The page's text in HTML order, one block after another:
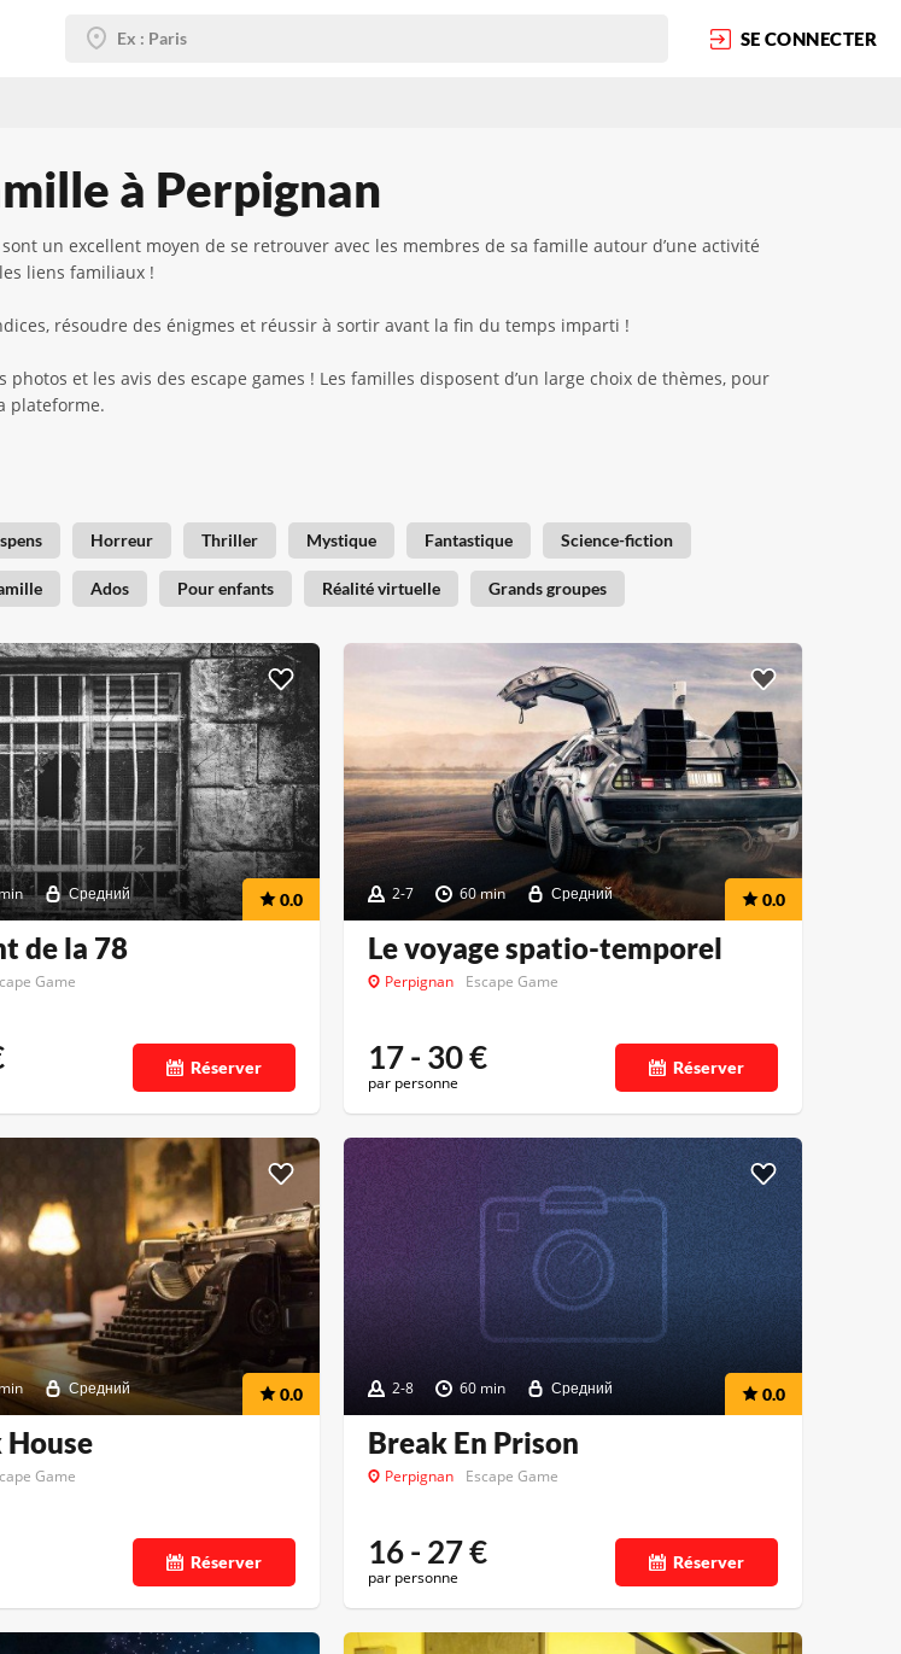
SE CONNECTER
à Perpignan
un excellent moyen de se retrouver avec les membres de sa famille autour d’une activité
liens familiaux !
résoudre des énigmes et réussir à sortir avant la fin du temps imparti !
et les avis des escape games ! Les familles disposent d’un large choix de thèmes, pour
plateforme.
Horreur Thriller Mystique Fantastique Science-fiction
Ados Pour enfants Réalité virtuelle Grands groupes
Средний 0.0
de la 78
Game
Réserver
2-7 60 min Средний 0.0
Le voyage spatio-temporel
Perpignan Escape Game
17 - 30€
par personne
Réserver
Средний 0.0
House
Game
Réserver
2-8 60 min Средний 0.0
Break En Prison
Perpignan Escape Game
16 - 27€
par personne
Réserver